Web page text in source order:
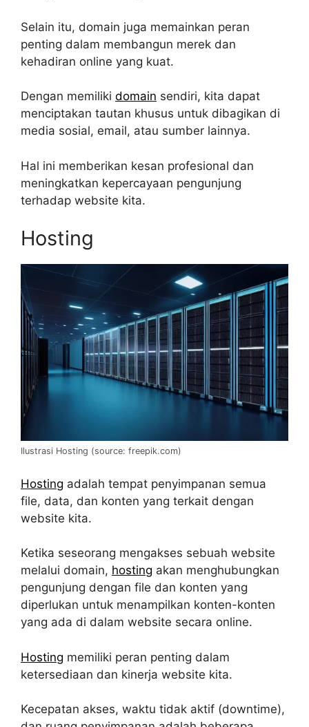
Selain itu, domain juga memainkan peran
penting dalam membangun merek dan
kehadiran online yang kuat.
Dengan memiliki domain sendiri, kita dapat
menciptakan tautan khusus untuk dibagikan di
media sosial, email, atau sumber lainnya.
Hal ini memberikan kesan profesional dan
meningkatkan kepercayaan pengunjung
terhadap website kita.
Hosting
Ilustrasi Hosting (source: freepik.com)
Hosting adalah tempat penyimpanan semua
file, data, dan konten yang terkait dengan
website kita.
Ketika seseorang mengakses sebuah website
melalui domain, hosting akan menghubungkan
pengunjung dengan file dan konten yang
diperlukan untuk menampilkan konten-konten
yang ada di dalam website secara online.
Hosting memiliki peran penting dalam
ketersediaan dan kinerja website kita.
Kecepatan akses, waktu tidak aktif (downtime),